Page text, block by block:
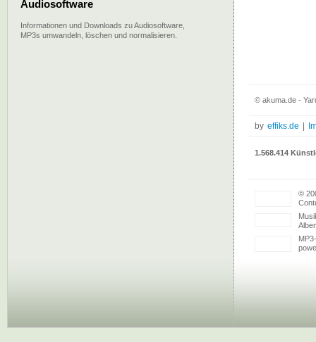
Audiosoftware
Informationen und Downloads zu Audiosoftware,
MP3s umwandeln, löschen und normalisieren.
© akuma.de -
by effiks.de
1.568.414
©